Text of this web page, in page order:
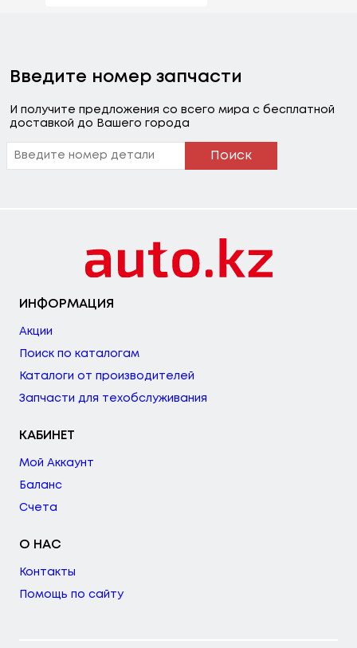
Введите номер запчасти
И получите предложения со всего мира с бесплатной
доставкой до Вашего города
Поиск
ИНФОРМАЦИЯ
Акции
Поиск по каталогам
Каталоги от производителей
Запчасти для техобслуживания
КАБИНЕТ
Мой Аккаунт
Баланс
Счета
О НАС
Контакты
Помощь по сайту